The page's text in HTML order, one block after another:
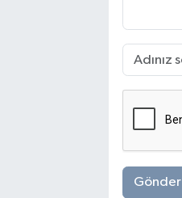
Gönder